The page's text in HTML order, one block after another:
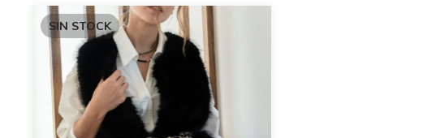
SIN STOCK